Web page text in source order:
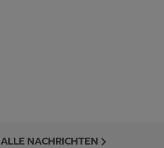
ALLE NACHRICHTEN